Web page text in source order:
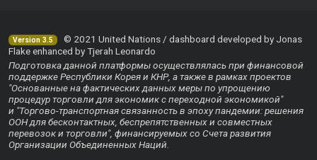
Version 3.5
© 2021 United Nations / dashboard developed by Jonas
Flake enhanced by Tjerah Leonardo
Подготовка данной платформы осуществлялась при финансовой
поддержке Республики Корея и КНР, а также в рамках проектов
"Основанные на фактических данных меры по упрощению
процедур торговли для экономик с переходной экономикой"
и "Торгово-транспортная связанность в эпоху пандемии: решения
ООН для бесконтактных, беспрепятственных и совместных
перевозок и торговли", финансируемых со Счета развития
Организации Объединенных Наций.